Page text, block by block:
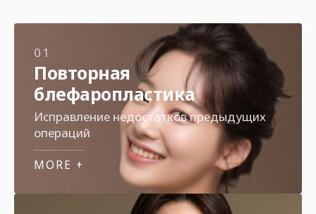
01
Повторная
блефаропластика
Исправление недостатков предыдущих
операций
MORE +